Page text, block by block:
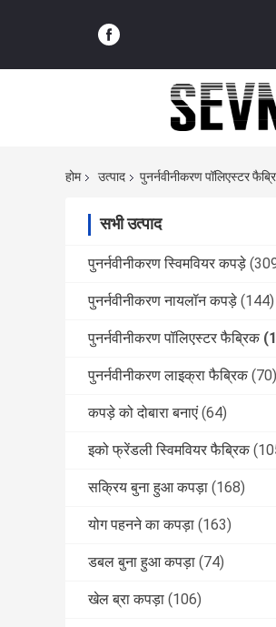
होम उत्पाद पुनर्नवीनीकरण पॉलिएस्टर
सभी उत्पाद
पुनर्नवीनीकरण स्विमवियर कपड़े
पुनर्नवीनीकरण नायलॉन कपड़े (144)
पुनर्नवीनीकरण पॉलिएस्टर फैब्रिक
पुनर्नवीनीकरण लाइक्रा फैब्रिक (70)
कपड़े को दोबारा बनाएं (64)
इको फ्रेंडली स्विमवियर फैब्रिक
सक्रिय बुना हुआ कपड़ा (168)
योग पहनने का कपड़ा (163)
डबल बुना हुआ कपड़ा (74)
खेल ब्रा कपड़ा (106)